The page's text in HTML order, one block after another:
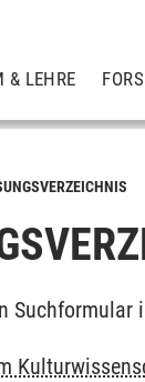
& LEHRE
Suchformular